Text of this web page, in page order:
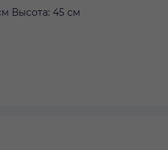
Высота: 45 см